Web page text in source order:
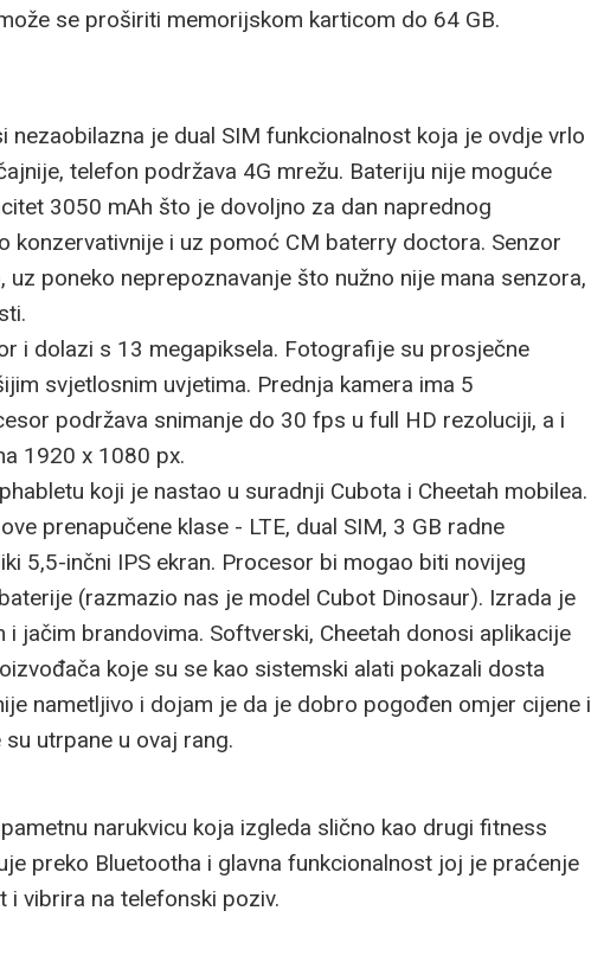
se proširiti memorijskom karticom do 64 GB.
nezaobilazna je dual SIM funkcionalnost koja je ovdje vrlo
telefon podržava 4G mrežu. Bateriju nije moguće
3050 mAh što je dovoljno za dan naprednog
konzervativnije i uz pomoć CM baterry doctora. Senzor
poneko neprepoznavanje što nužno nije mana senzora,
i dolazi s 13 megapiksela. Fotografije su prosječne
svjetlosnim uvjetima. Prednja kamera ima 5
podržava snimanje do 30 fps u full HD rezoluciji, a i
1920 x 1080 px.
koji je nastao u suradnji Cubota i Cheetah mobilea.
prenapučene klase - LTE, dual SIM, 3 GB radne
5,5-inčni IPS ekran. Procesor bi mogao biti novijeg
(razmazio nas je model Cubot Dinosaur). Izrada je
i jačim brandovima. Softverski, Cheetah donosi aplikacije
koje su se kao sistemski alati pokazali dosta
nametljivo i dojam je da je dobro pogođen omjer cijene i
utrpane u ovaj rang.
narukvicu koja izgleda slično kao drugi fitness
preko Bluetootha i glavna funkcionalnost joj je praćenje
i vibrira na telefonski poziv.